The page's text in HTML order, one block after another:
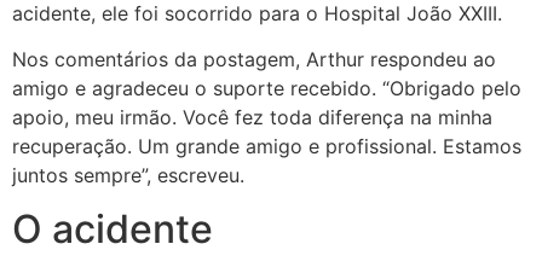
acidente, ele foi socorrido para o Hospital João XXIII.
Nos comentários da postagem, Arthur respondeu ao
amigo e agradeceu o suporte recebido. “Obrigado pelo
apoio, meu irmão. Você fez toda diferença na minha
recuperação. Um grande amigo e profissional. Estamos
juntos sempre”, escreveu.
O acidente